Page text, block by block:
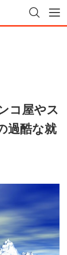
コ屋やス
過酷な就